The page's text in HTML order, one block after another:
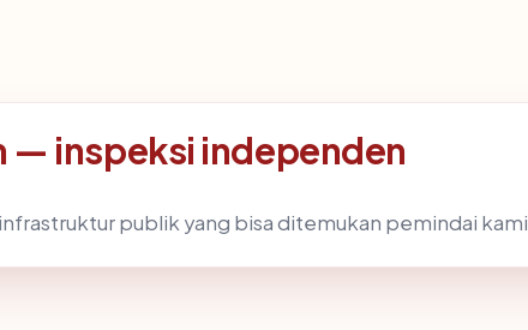
— inspeksi independen
publik yang bisa ditemukan pemindai